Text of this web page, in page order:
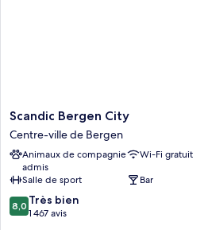
Scandic
Bergen
City
Centre-
ville
de
Bergen
Scandic Bergen City
Centre-ville de Bergen
Animaux de compagnie
admis
Wi-Fi gratuit
Salle de sport
Bar
8.0
sur
8,0 Très bien
1 467 avis